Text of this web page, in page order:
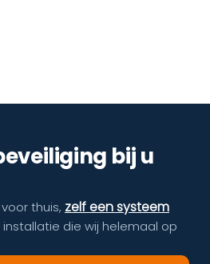
bij u
thuis, zelf een systeem
installatie die wij helemaal op